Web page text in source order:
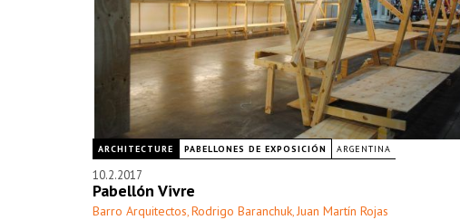
ARCHITECTURE PABELLONES DE EXPOSICIÓN ARGENTINA
10.2.2017
Pabellón Vivre
Barro Arquitectos, Rodrigo Baranchuk, Juan Martín Rojas